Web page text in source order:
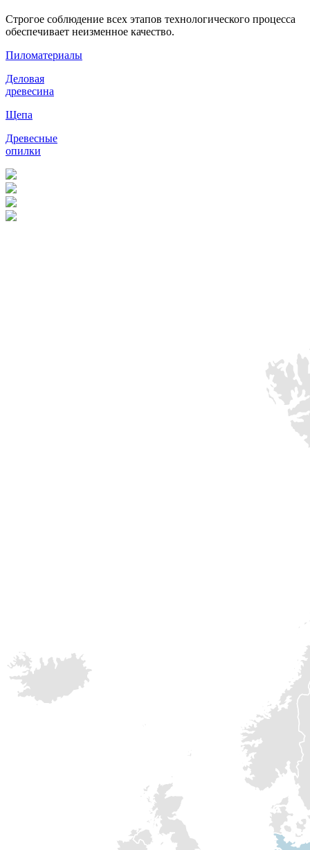
Строгое соблюдение всех этапов технологического процесса
обеспечивает неизменное качество.
Пиломатериалы
Деловая
древесина
Щепа
Древесные
опилки